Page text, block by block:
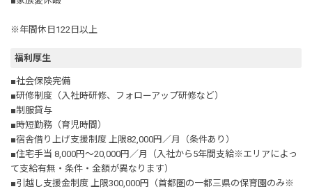
※年間休日122日以上
福利厚生
■社会保険完備
■研修制度（入社時研修、フォローアップ研修など）
■制服貸与
■時短勤務（育児時間）
■宿舎借り上げ支援制度 上限82,000円／月（条件あり）
■住宅手当 8,000円～20,000円／月（入社から5年間支給※エリアによっ
て支給有無・条件・金額が異なります）
■引越し支援金制度 上限300,000円（首都圏の一都三県の保育園のみ※